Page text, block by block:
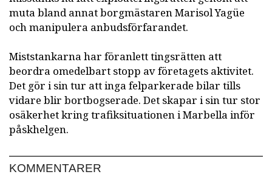
muta bland annat borgmästaren Marisol Yagüe
och manipulera anbudsförfarandet.
Miststankarna har föranlett tingsrätten att
beordra omedelbart stopp av företagets aktivitet.
Det gör i sin tur att inga felparkerade bilar tills
vidare blir bortbogserade. Det skapar i sin tur stor
osäkerhet kring trafiksituationen i Marbella inför
påskhelgen.
KOMMENTARER